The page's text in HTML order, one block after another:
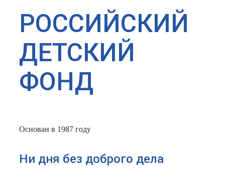
РОССИЙСКИЙ
ДЕТСКИЙ
ФОНД
Основан в 1987 году
Ни дня без доброго дела